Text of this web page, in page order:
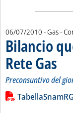
06/07/2010 - Gas -
Bilancio
Rete Gas ..
Preconsuntivo del
Leggi tutta la
Lista allegati
TabellaSnamRG